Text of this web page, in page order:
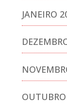
JANEIRO